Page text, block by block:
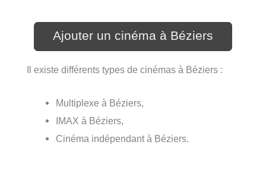
Ajouter un cinéma à Béziers
Il existe différents types de cinémas à Béziers :
Multiplexe à Béziers,
IMAX à Béziers,
Cinéma indépendant à Béziers.